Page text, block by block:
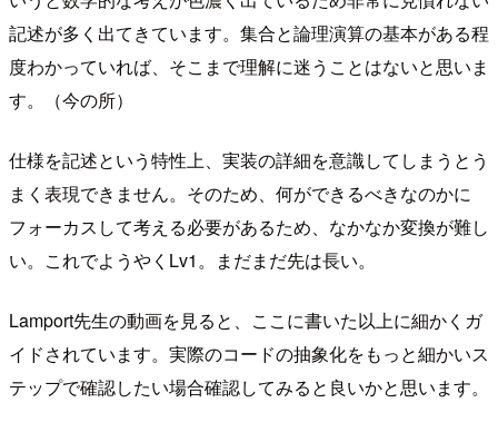
記述が多く出てきています。集合と論理演算の基本がある程
度わかっていれば、そこまで理解に迷うことはないと思いま
す。（今の所）
仕様を記述という特性上、実装の詳細を意識してしまうとう
まく表現できません。そのため、何ができるべきなのかに
フォーカスして考える必要があるため、なかなか変換が難し
い。これでようやくLv1。まだまだ先は長い。
Lamport先生の動画を見ると、ここに書いた以上に細かくガ
イドされています。実際のコードの抽象化をもっと細かいス
テップで確認したい場合確認してみると良いかと思います。